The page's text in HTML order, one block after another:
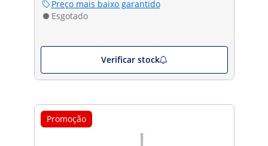
Preço mais baixo garantido
Esgotado
Verificar stock
Promoção